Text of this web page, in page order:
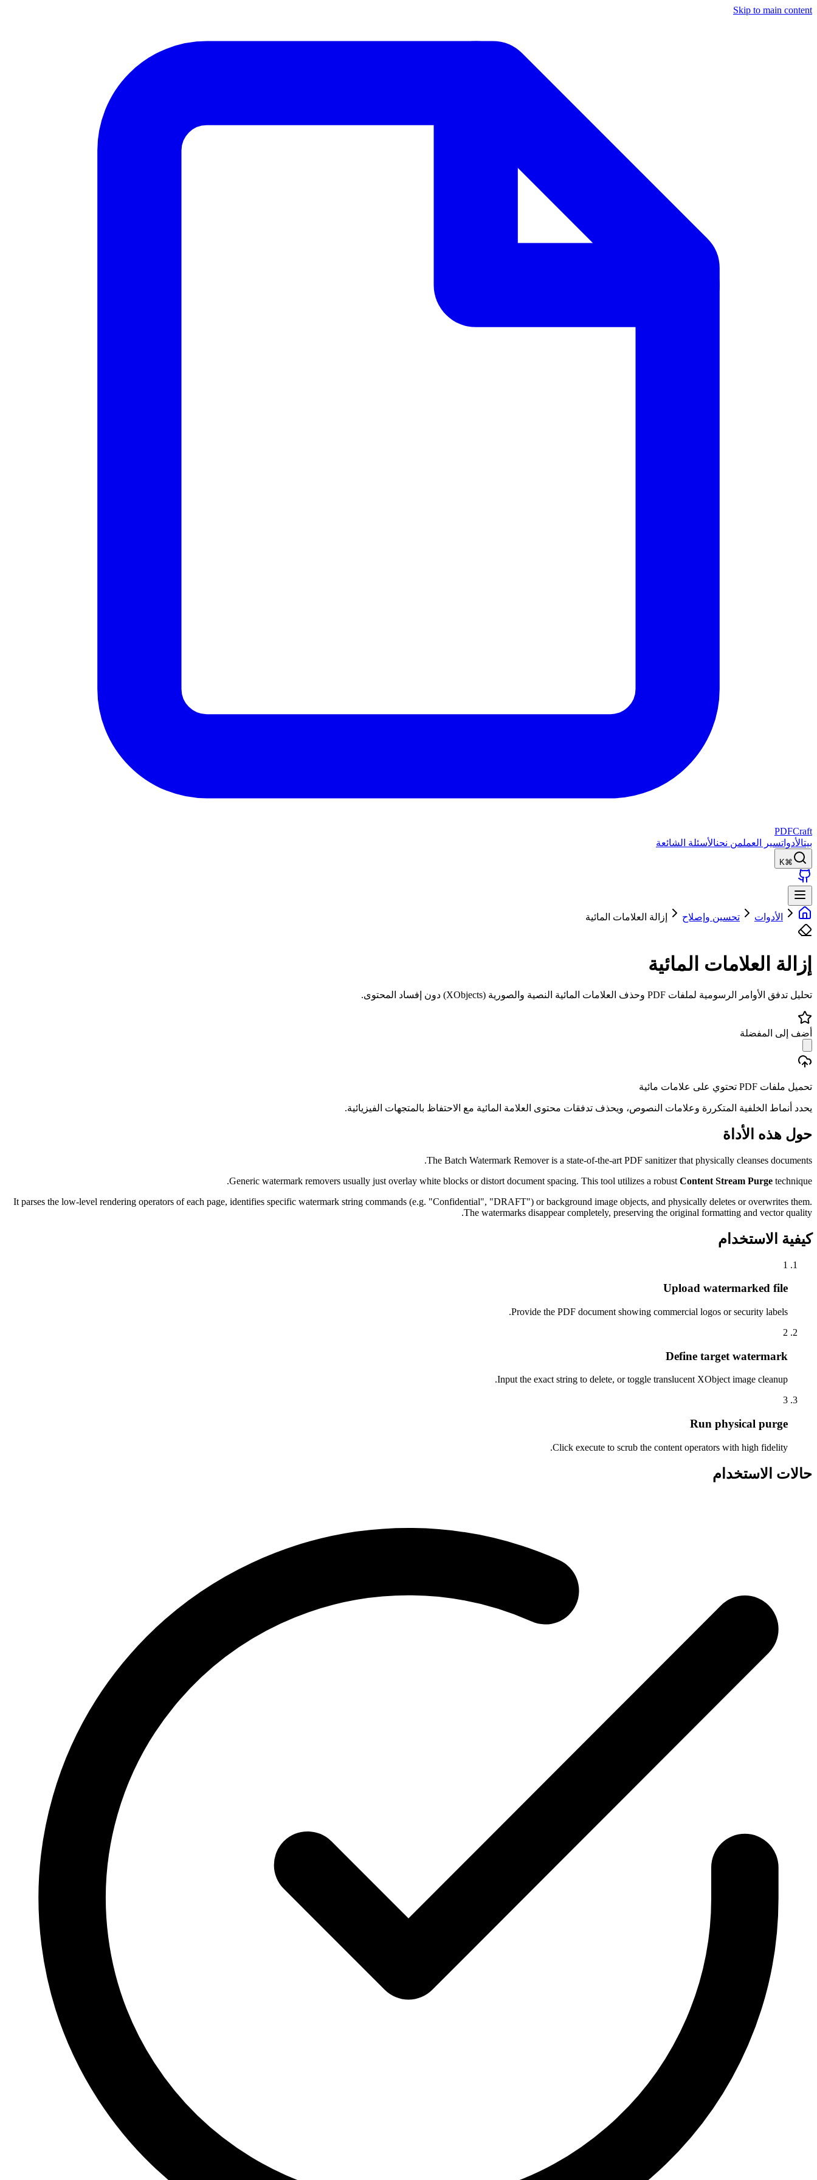
Skip to main content
PDFCraft
بيتالأدواتسير العملمن نحنالأسئلة الشائعة
⌘K
الأدوات تحسين وإصلاح إزالة العلامات المائية
إزالة العلامات المائية
تحليل تدفق الأوامر الرسومية لملفات PDF وحذف العلامات المائية النصية والصورية (XObjects) دون إفساد المحتوى.
أضف إلى المفضلة
تحميل ملفات PDF تحتوي على علامات مائية
يحدد أنماط الخلفية المتكررة وعلامات النصوص، ويحذف تدفقات محتوى العلامة المائية مع الاحتفاظ بالمتجهات الفيزيائية.
حول هذه الأداة
The Batch Watermark Remover is a state-of-the-art PDF sanitizer that physically cleanses documents.
Generic watermark removers usually just overlay white blocks or distort document spacing. This tool utilizes a robust Content Stream Purge technique.
It parses the low-level rendering operators of each page, identifies specific watermark string commands (e.g. "Confidential", "DRAFT") or background image objects, and physically deletes or overwrites them.
The watermarks disappear completely, preserving the original formatting and vector quality.
كيفية الاستخدام
1
Upload watermarked file
Provide the PDF document showing commercial logos or security labels.
2
Define target watermark
Input the exact string to delete, or toggle translucent XObject image cleanup.
3
Run physical purge
Click execute to scrub the content operators with high fidelity.
حالات الاستخدام